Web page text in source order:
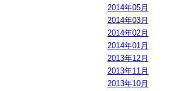
2014年05月
2014年03月
2014年02月
2014年01月
2013年12月
2013年11月
2013年10月